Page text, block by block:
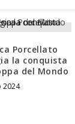
Porcellato
la conquista
del Mondo
2024